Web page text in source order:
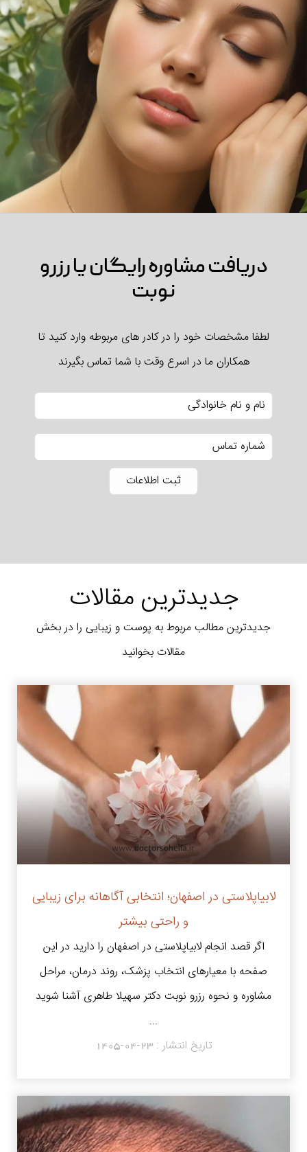
دریافت مشاوره رایگان یا رزرو
نوبت
لطفا مشخصات خود را در کادر های مربوطه وارد کنید تا
همکاران ما در اسرع وقت با شما تماس بگیرند
جدیدترین مقالات
جدیدترین مطالب مربوط به پوست و زیبایی را در بخش
مقالات بخوانید
لابیاپلاستی در اصفهان؛ انتخابی آگاهانه برای زیبایی
و راحتی بیشتر
اگر قصد انجام لابیاپلاستی در اصفهان را دارید در این
صفحه با معیارهای انتخاب پزشک، روند درمان، مراحل
مشاوره و نحوه رزرو نوبت دکتر سهیلا طاهری آشنا شوید
...
تاریخ انتشار :1405-04-23